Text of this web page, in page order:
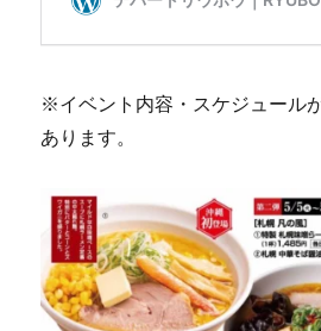
※イベント内容・スケジュール
あります。